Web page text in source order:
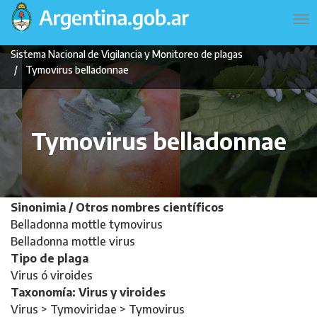
Pasar
contenido
principal
Navegación
principal
Sistema Nacional de Vigilancia y Monitoreo de plagas
Tymovirus belladonnae
Tymovirus belladonnae
Sinonimia / Otros nombres científicos
Belladonna mottle tymovirus
Belladonna mottle virus
Tipo de plaga
Virus ó viroides
Taxonomía: Virus y viroides
Virus > Tymoviridae > Tymovirus